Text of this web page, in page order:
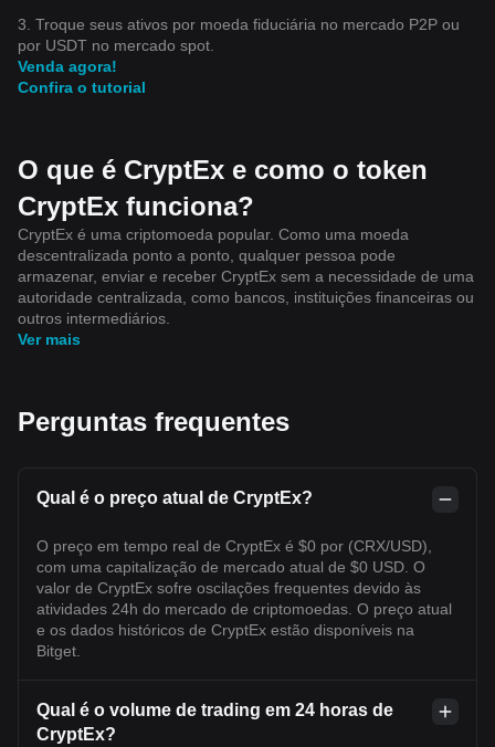
3. Troque seus ativos por moeda fiduciária no mercado P2P ou
por USDT no mercado spot.
Venda agora!
Confira o tutorial
O que é CryptEx e como o token
CryptEx funciona?
CryptEx é uma criptomoeda popular. Como uma moeda
descentralizada ponto a ponto, qualquer pessoa pode
armazenar, enviar e receber CryptEx sem a necessidade de uma
autoridade centralizada, como bancos, instituições financeiras ou
outros intermediários.
Ver mais
Perguntas frequentes
Qual é o preço atual de CryptEx?
O preço em tempo real de CryptEx é $0 por (CRX/USD),
com uma capitalização de mercado atual de $0 USD. O
valor de CryptEx sofre oscilações frequentes devido às
atividades 24h do mercado de criptomoedas. O preço atual
e os dados históricos de CryptEx estão disponíveis na
Bitget.
Qual é o volume de trading em 24 horas de
CryptEx?